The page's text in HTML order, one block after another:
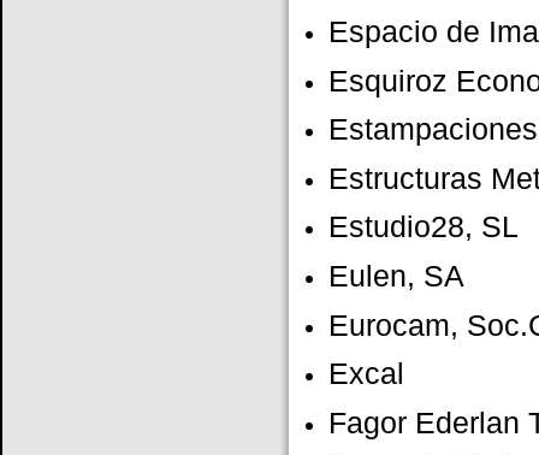
Espacio de
Esquiroz
Estructuras
Estudio28, SL
Eulen, SA
Eurocam,
Excal
Fagor Ederlan